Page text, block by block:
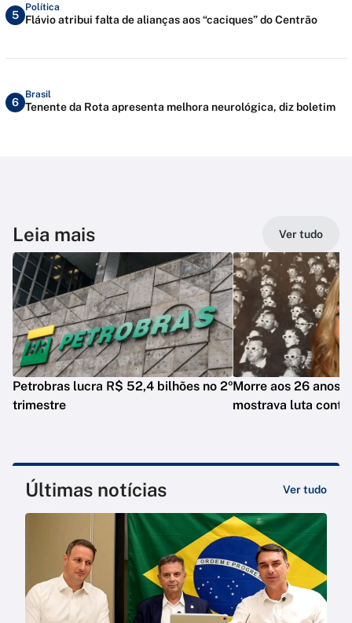
5
Política
Flávio atribui falta de alianças aos “caciques” do Centrão
6
Brasil
Tenente da Rota apresenta melhora neurológica, diz boletim
Leia mais Ver tudo
Petrobras lucra R$ 52,4 bilhões no 2º
trimestre
Morre aos 26 anos
mostrava luta
Últimas notícias Ver tudo